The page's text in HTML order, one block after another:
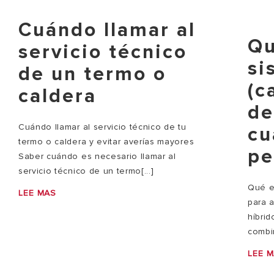
Cuándo llamar al
servicio técnico
de un termo o
caldera
Cuándo llamar al servicio técnico de tu
termo o caldera y evitar averías mayores
Saber cuándo es necesario llamar al
servicio técnico de un termo[...]
LEE MAS
Qué
para
LEE